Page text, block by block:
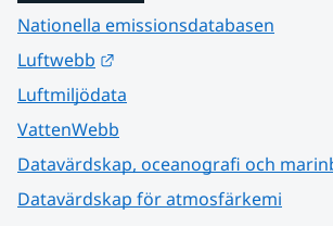
Nationella emissionsdatabasen
Luftwebb
Luftmiljödata
VattenWebb
Datavärdskap, oceanografi och
Datavärdskap för atmosfärkemi